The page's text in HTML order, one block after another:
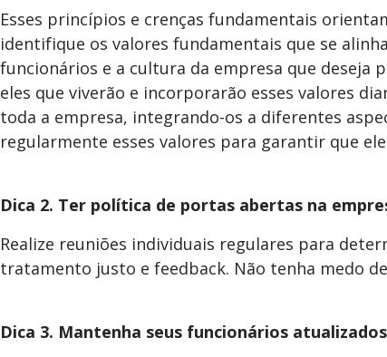
Esses princípios e crenças fundamentais
identifique os valores fundamentais que se
funcionários e a cultura da empresa que deseja
eles que viverão e incorporarão esses valores
toda a empresa, integrando-os a diferentes
regularmente esses valores para garantir que
Dica 2. Ter política de portas abertas na
Realize reuniões individuais regulares para
tratamento justo e feedback. Não tenha medo
Dica 3. Mantenha seus funcionários